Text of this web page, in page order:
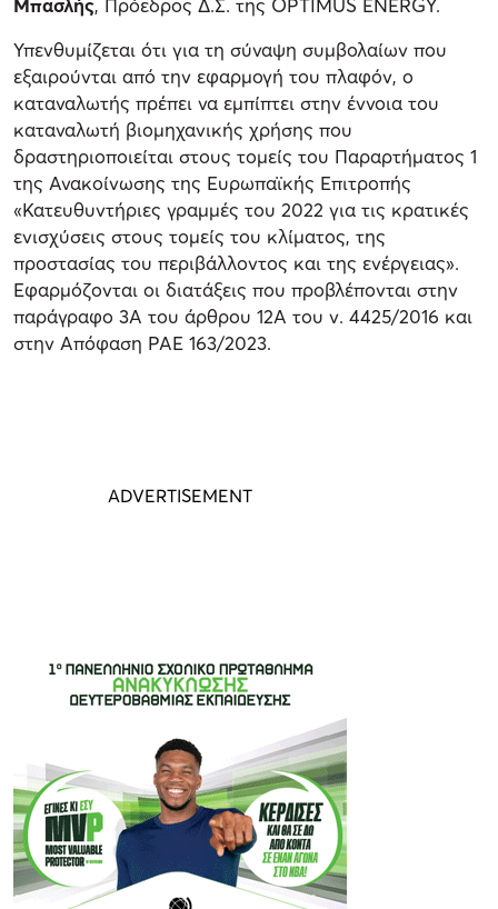
Υπενθυμίζεται ότι για τη σύναψη συμβολαίων που
εξαιρούνται από την εφαρμογή του πλαφόν, ο
καταναλωτής πρέπει να εμπίπτει στην έννοια του
καταναλωτή βιομηχανικής χρήσης που
δραστηριοποιείται στους τομείς του Παραρτήματος 1
της Ανακοίνωσης της Ευρωπαϊκής Επιτροπής
«Κατευθυντήριες γραμμές του 2022 για τις κρατικές
ενισχύσεις στους τομείς του κλίματος, της
προστασίας του περιβάλλοντος και της ενέργειας».
Εφαρμόζονται οι διατάξεις που προβλέπονται στην
παράγραφο 3Α του άρθρου 12Α του ν. 4425/2016 και
στην Απόφαση ΡΑΕ 163/2023.